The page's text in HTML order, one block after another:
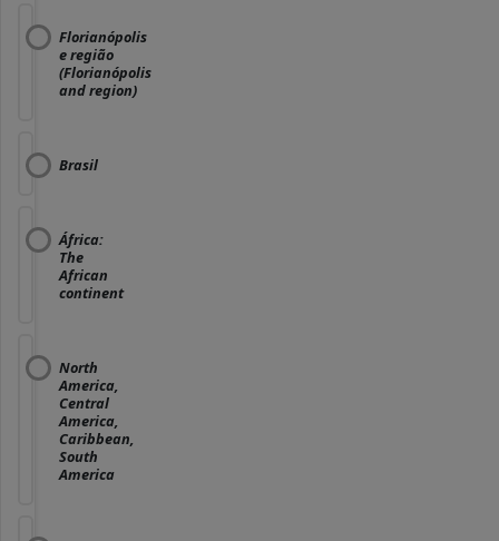
Florianópolis
e região
(Florianópolis
and region)
Brasil
África:
The
African
continent
North
America,
Central
America,
Caribbean,
South
America